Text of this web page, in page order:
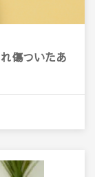
傷ついたあ